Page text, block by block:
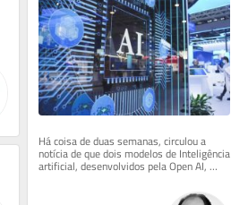
Há coisa de duas semanas, circulou a
notícia de que dois modelos de Inteligência
artificial, desenvolvidos pela Open AI,
saíram de controle e...